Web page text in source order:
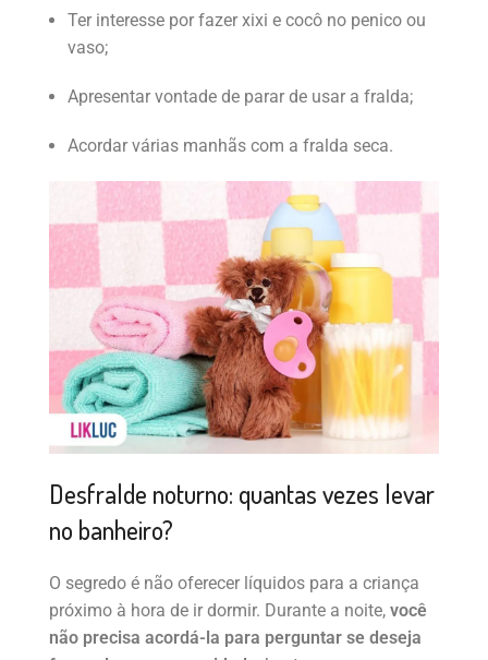
Ter interesse por fazer xixi e cocô no penico ou
vaso;
Apresentar vontade de parar de usar a fralda;
Acordar várias manhãs com a fralda seca.
Desfralde noturno: quantas vezes levar
no banheiro?
O segredo é não oferecer líquidos para a criança
próximo à hora de ir dormir. Durante a noite, você
não precisa acordá-la para perguntar se deseja